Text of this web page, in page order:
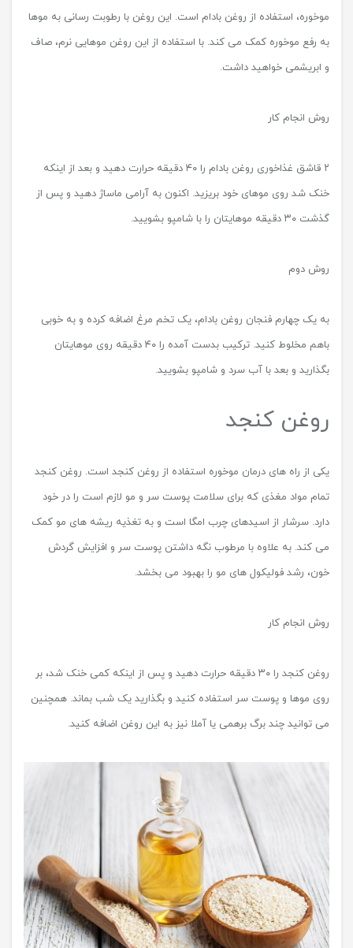
موخوره، استفاده از روغن بادام است. این روغن با رطوبت رسانی به موها
به رفع موخوره کمک می کند. با استفاده از این روغن موهایی نرم، صاف
و ابریشمی خواهید داشت.
روش انجام کار
۲ قاشق غذاخوری روغن بادام را ۴۰ دقیقه حرارت دهید و بعد از اینکه
خنک شد روی موهای خود بریزید. اکنون به آرامی ماساژ دهید و پس از
گذشت ۳۰ دقیقه موهایتان را با شامپو بشویید.
روش دوم
به یک چهارم فنجان روغن بادام، یک تخم مرغ اضافه کرده و به خوبی
باهم مخلوط کنید. ترکیب بدست آمده را ۴۰ دقیقه روی موهایتان
بگذارید و بعد با آب سرد و شامپو بشویید.
روغن کنجد
یکی از راه های درمان موخوره استفاده از روغن کنجد است. روغن کنجد
تمام مواد مغذی که برای سلامت پوست سر و مو لازم است را در خود
دارد. سرشار از اسیدهای چرب امگا است و به تغذیه ریشه های مو کمک
می کند. به علاوه با مرطوب نگه داشتن پوست سر و افزایش گردش
خون، رشد فولیکول های مو را بهبود می بخشد.
روش انجام کار
روغن کنجد را ۳۰ دقیقه حرارت دهید و پس از اینکه کمی خنک شد، بر
روی موها و پوست سر استفاده کنید و بگذارید یک شب بماند. همچنین
می توانید چند برگ برهمی یا آملا نیز به این روغن اضافه کنید.